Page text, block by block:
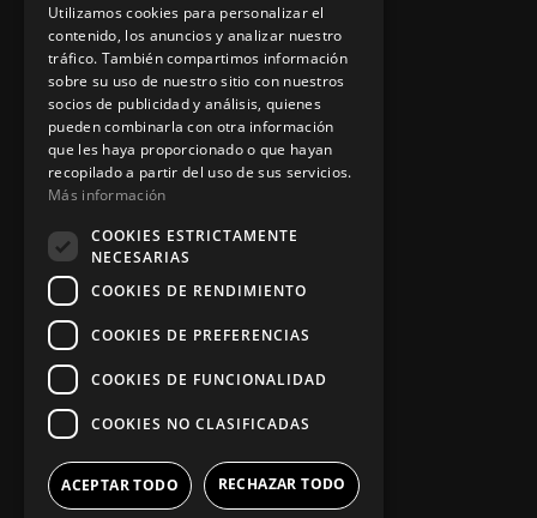
Contacto
Información legal
Aviso legal
App Zine Hostelería
Utilizamos cookies para personalizar el
contenido, los anuncios y analizar nuestro
tráfico. También compartimos información
sobre su uso de nuestro sitio con nuestros
socios de publicidad y análisis, quienes
pueden combinarla con otra información
que les haya proporcionado o que hayan
recopilado a partir del uso de sus servicios.
Más información
COOKIES ESTRICTAMENTE
NECESARIAS
COOKIES DE RENDIMIENTO
COOKIES DE PREFERENCIAS
COOKIES DE FUNCIONALIDAD
COOKIES NO CLASIFICADAS
ACEPTAR TODO RECHAZAR TODO